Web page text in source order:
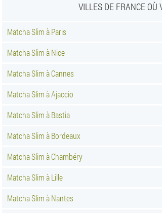
VILLES DE FRANCE OÙ
Matcha Slim à Paris
Matcha Slim à Nice
Matcha Slim à Cannes
Matcha Slim à Ajaccio
Matcha Slim à Bastia
Matcha Slim à Bordeaux
Matcha Slim à Chambéry
Matcha Slim à Lille
Matcha Slim à Nantes